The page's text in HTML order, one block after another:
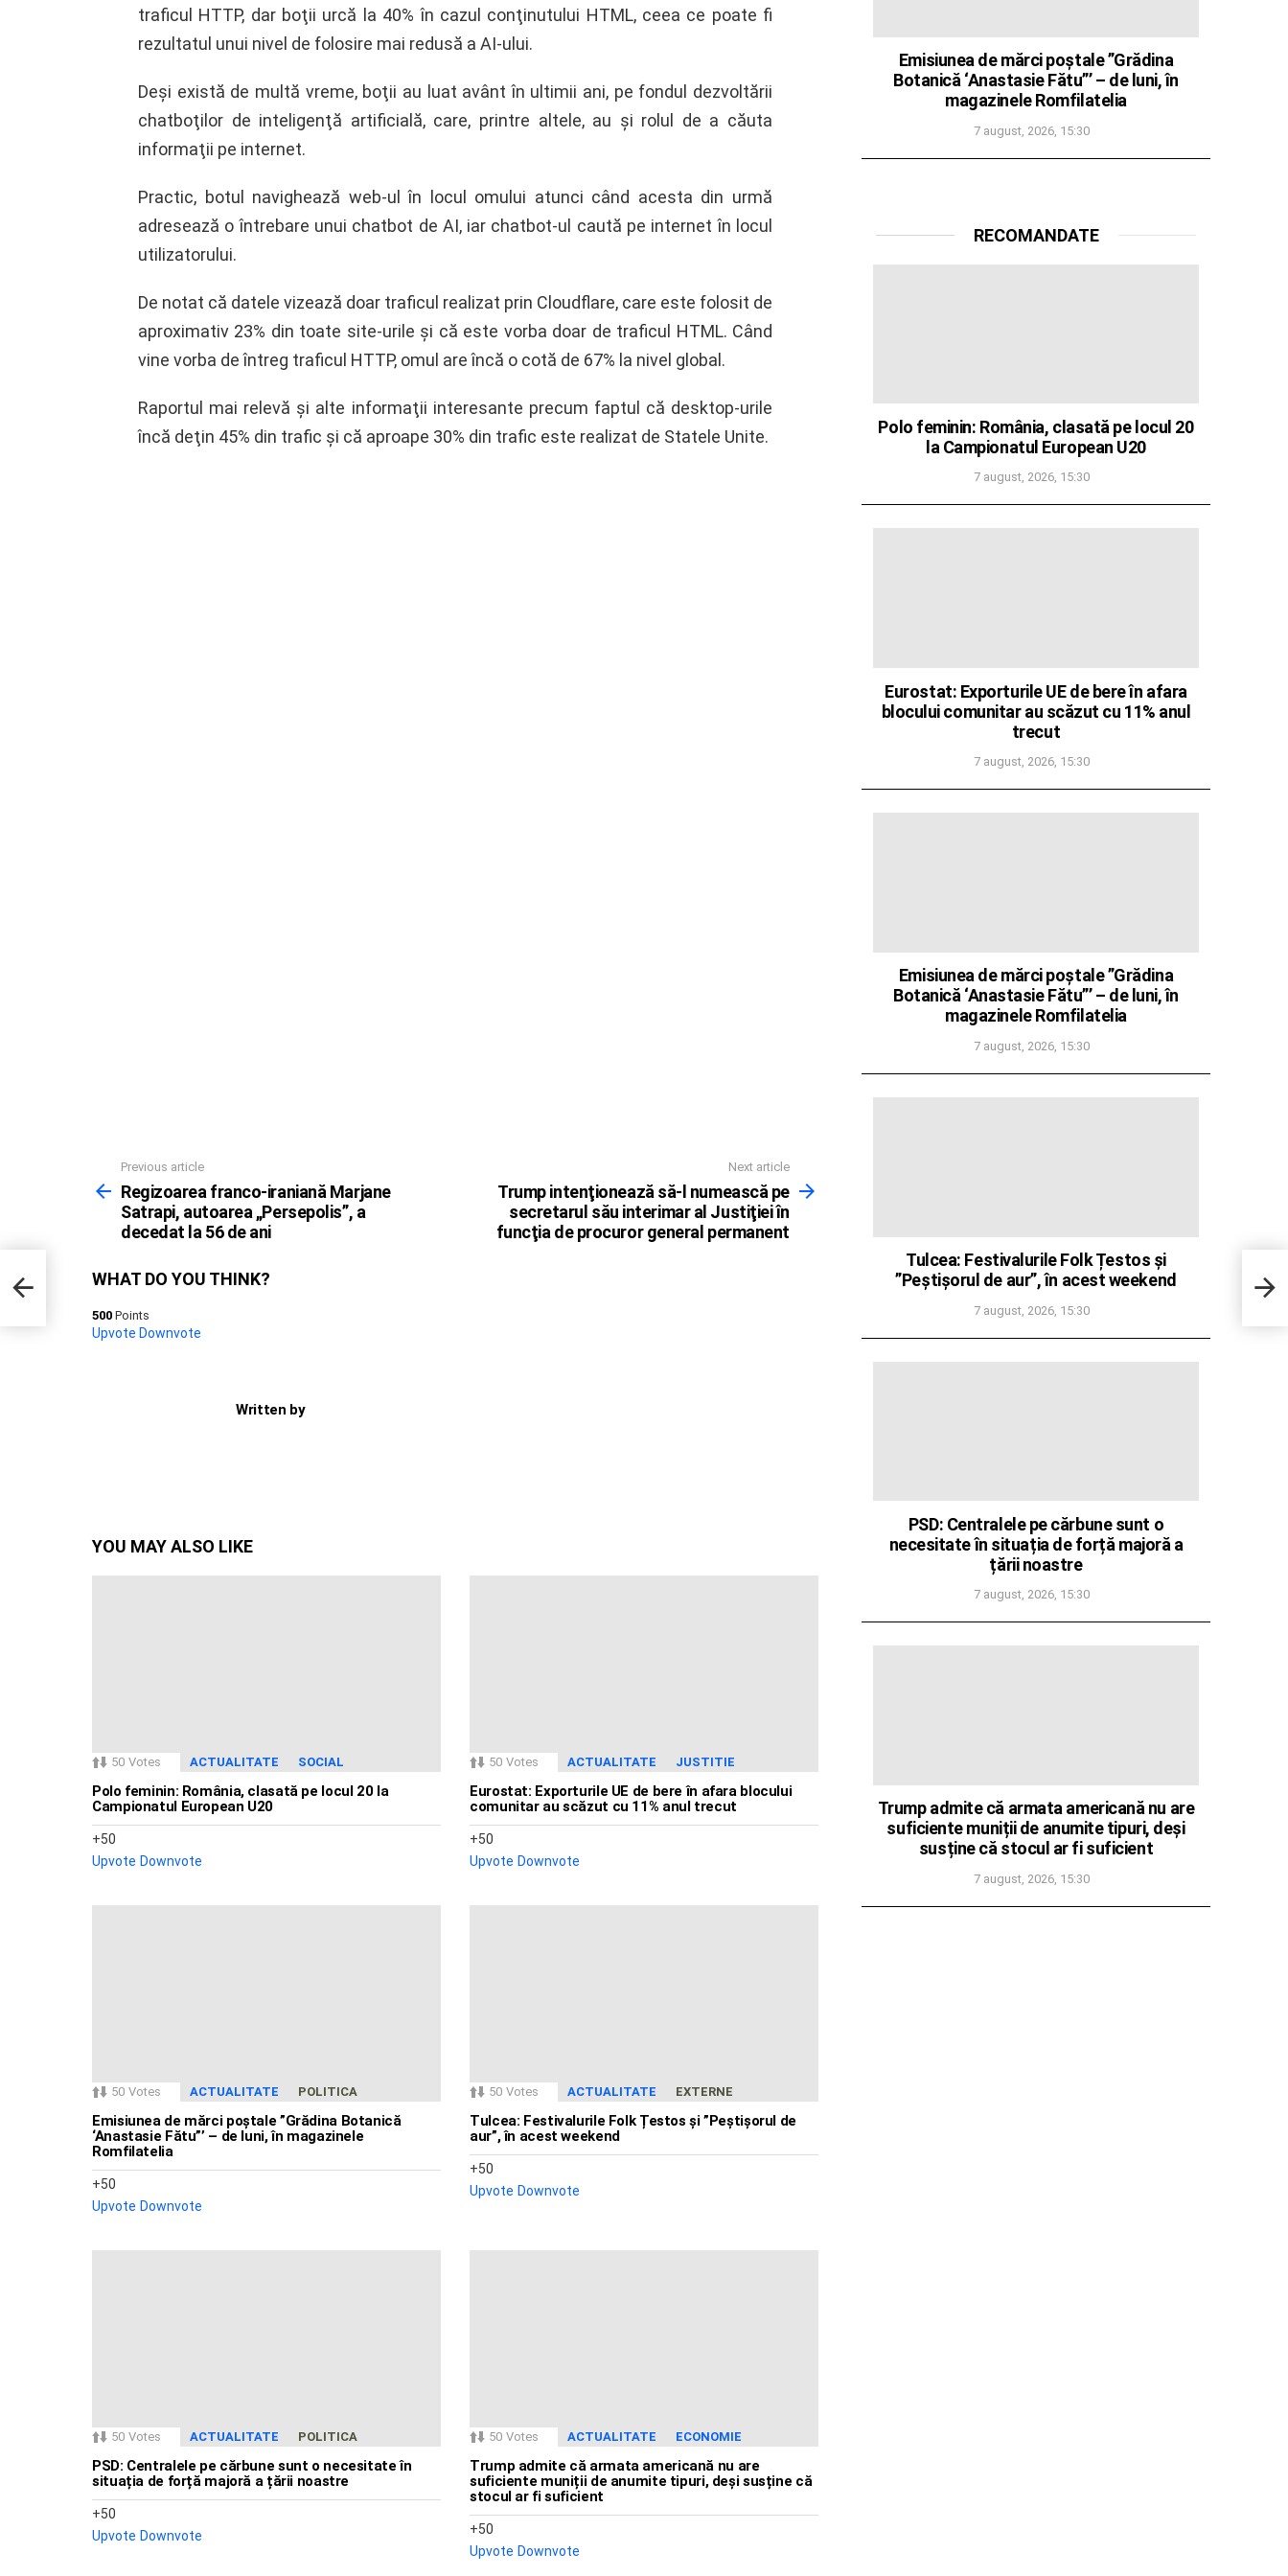
traficul HTTP, dar boţii urcă la 40% în cazul conţinutului HTML, ceea ce poate fi
rezultatul unui nivel de folosire mai redusă a AI-ului.
Deşi există de multă vreme, boţii au luat avânt în ultimii ani, pe fondul dezvoltării
chatboţilor de inteligenţă artificială, care, printre altele, au şi rolul de a căuta
informaţii pe internet.
Practic, botul navighează web-ul în locul omului atunci când acesta din urmă
adresează o întrebare unui chatbot de AI, iar chatbot-ul caută pe internet în locul
utilizatorului.
De notat că datele vizează doar traficul realizat prin Cloudflare, care este folosit de
aproximativ 23% din toate site-urile şi că este vorba doar de traficul HTML. Când
vine vorba de întreg traficul HTTP, omul are încă o cotă de 67% la nivel global.
Raportul mai relevă şi alte informaţii interesante precum faptul că desktop-urile
încă deţin 45% din trafic şi că aproape 30% din trafic este realizat de Statele Unite.
more
Previous article
Regizoarea franco-iraniană Marjane
Satrapi, autoarea „Persepolis”, a
decedat la 56 de ani
Next article
Trump intenţionează să-l numească pe
secretarul său interimar al Justiţiei în
funcţia de procuror general permanent
WHAT DO YOU THINK?
500 Points
Upvote Downvote
Written by
YOU MAY ALSO LIKE
50 Votes ACTUALITATE SOCIAL
Polo feminin: România, clasată pe locul 20 la
Campionatul European U20
50
Upvote Downvote
50 Votes ACTUALITATE JUSTITIE
Eurostat: Exporturile UE de bere în afara blocului
comunitar au scăzut cu 11% anul trecut
50
Upvote Downvote
50 Votes ACTUALITATE POLITICA
Emisiunea de mărci poștale ”Grădina Botanică
‘Anastasie Fătu”’ – de luni, în magazinele
Romfilatelia
50
Upvote Downvote
50 Votes ACTUALITATE EXTERNE
Tulcea: Festivalurile Folk Țestos și ”Peștișorul de
aur”, în acest weekend
50
Upvote Downvote
50 Votes ACTUALITATE POLITICA
PSD: Centralele pe cărbune sunt o necesitate în
situația de forță majoră a țării noastre
50
Upvote Downvote
50 Votes ACTUALITATE ECONOMIE
Trump admite că armata americană nu are
suficiente muniții de anumite tipuri, deși susține că
stocul ar fi suficient
50
Upvote Downvote
Emisiunea de mărci poștale ”Grădina
Botanică ‘Anastasie Fătu”’ – de luni, în
magazinele Romfilatelia
7 august, 2026, 15:30
RECOMANDATE
Polo feminin: România, clasată pe locul 20
la Campionatul European U20
7 august, 2026, 15:30
Eurostat: Exporturile UE de bere în afara
blocului comunitar au scăzut cu 11% anul
trecut
7 august, 2026, 15:30
Emisiunea de mărci poștale ”Grădina
Botanică ‘Anastasie Fătu”’ – de luni, în
magazinele Romfilatelia
7 august, 2026, 15:30
Tulcea: Festivalurile Folk Țestos și
”Peștișorul de aur”, în acest weekend
7 august, 2026, 15:30
PSD: Centralele pe cărbune sunt o
necesitate în situația de forță majoră a
țării noastre
7 august, 2026, 15:30
Trump admite că armata americană nu are
suficiente muniții de anumite tipuri, deși
susține că stocul ar fi suficient
7 august, 2026, 15:30